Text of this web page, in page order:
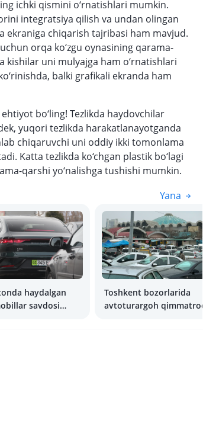
ichki qismini o‘rnatishlari mumkin.
integratsiya qilish va undan olingan
ekraniga chiqarish tajribasi ham mavjud.
orqa ko‘zgu oynasining qarama-
kishilar uni mulyajga ham o‘rnatishlari
balki grafikali ekranda ham
bo‘ling! Tezlikda haydovchilar
yuqori tezlikda harakatlanayotganda
chiqaruvchi uni oddiy ikki tomonlama
Katta tezlikda ko‘chgan plastik bo‘lagi
qarshi yo‘nalishga tushishi mumkin.
Yana
haydalgan
savdosi
Toshkent bozorlarida
avtoturargoh qimmatroq